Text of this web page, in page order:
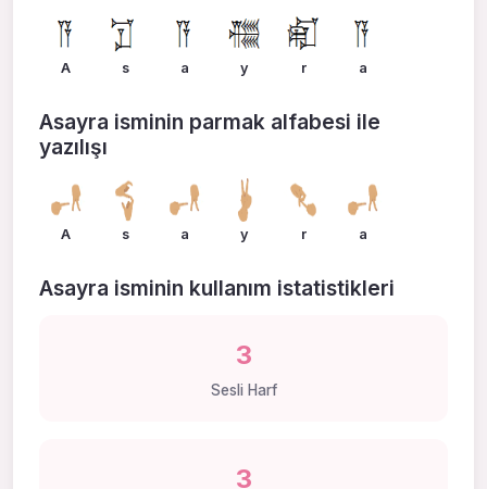
A s a y r a
Asayra isminin parmak alfabesi ile
yazılışı
A s a y r a
Asayra isminin kullanım istatistikleri
3
Sesli Harf
3